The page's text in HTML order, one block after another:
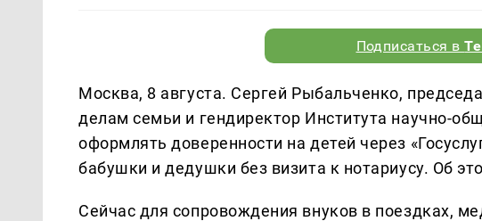
Подписаться в
Москва, 8 августа. Сергей Рыбальченко,
делам семьи и гендиректор Института научно-
оформлять доверенности на детей через
бабушки и дедушки без визита к нотариусу. Об
Сейчас для сопровождения внуков в поездках,